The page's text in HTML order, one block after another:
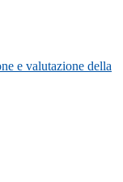
e valutazione della